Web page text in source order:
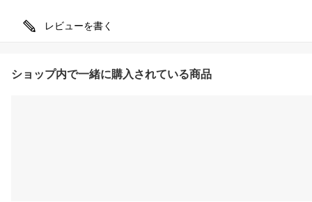
レビューを書く
ショップ内で一緒に購入されている商品